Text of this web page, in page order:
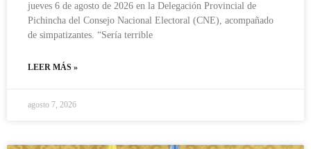
jueves 6 de agosto de 2026 en la Delegación Provincial de
Pichincha del Consejo Nacional Electoral (CNE), acompañado
de simpatizantes. “Sería terrible
LEER MÁS »
agosto 7, 2026